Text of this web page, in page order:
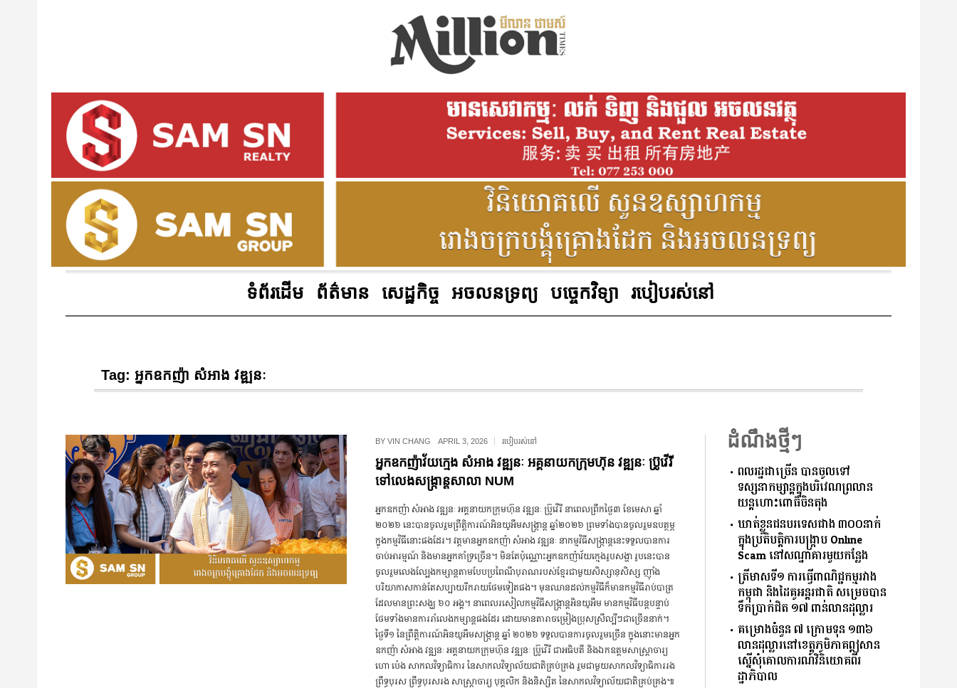
ទំព័រដើម ព័ត៌មាន សេដ្ឋកិច្ច អចលនទ្រព្យ បច្ចេកវិទ្យា របៀបរស់នៅ
Tag: អ្នកឧកញ៉ា សំអាង វឌ្ឍនៈ
BYVIN CHANG APRIL 3, 2026 របៀបរស់នៅ
អ្នកឧកញ៉ាវ័យក្មេង សំអាង វឌ្ឍនៈ អគ្គនាយកក្រុមហ៊ុន វឌ្ឍនៈ ប្រ៊ូវើរី
ទៅលេងសង្រ្កាន្តសាលា NUM
អ្នកឧកញ៉ា សំអាង វឌ្ឍនៈ អគ្គនាយក​ក្រុមហ៊ុន វឌ្ឍនៈ ប្រ៊ូវើរី នាពេលព្រឹក​ថ្ងៃ៣ ខែ​មេសា ឆ្នាំ
២០២៦ នេះ​បាន​ចូលរួម​ព្រឹត្តិការណ៍​អិនយូអឹម​សង្រ្កាន្ត ឆ្នាំ២០២៦ ព្រម​ទាំង​បាន​ចូលរួម​ឧបត្ថម្ភ​
ក្នុង​កម្មវិធី​នោះ​ផង​ដែរ។ វត្តមាន​អ្នកឧកញ៉ា សំអាង វឌ្ឍនៈ នា​កម្មវិធី​សង្ក្រាន្ត​នេះ​ទទួល​បាន​ការ​
ចាប់អារម្មណ៍ និង​មាន​អ្នក​គាំទ្រ​ច្រើន។ មិន​តែ​ប៉ុណ្ណោះ​អ្នក​ឧកញ៉ា​វ័យ​ក្មេង​រូប​សង្ហា រូប​នេះ​បាន​
ចូលរួម​លេង​ល្បែង​កម្សាន្ត​តាម​បែប​ប្រពៃណី​បុរាណ​របស់​ខ្មែរ​ជាមួយ​សិស្សានុសិស្ស ញ៉ាំង​
បរិយាកាស​កាន់តែ​សប្បាយ​រីករាយ​ថែម​ទៀត​ផង។ មុន​ឈាន​ដល់​កម្មវិធី​ក៏​មាន​កម្មវិធី​រាប់បាត្រ​
ដែល​មាន​ព្រះសង្ឃ​ ៦០ អង្គ។ នា​ពេល​រសៀល​កម្មវិធី​សង្ក្រាន្ត​អិនយូអឹម មាន​កម្មវិធី​បន្តបន្ទាប់
ថែម​ទាំង​មាន​ការ​រាំ​លេង​កម្សាន្ត​ផង​ដែរ ដោយ​មាន​តារា​ចម្រៀង​ប្រុស​ស្រី​ល្បី​ៗ​ជាច្រើន​នាក់។
ថ្ងៃទី១ នៃព្រឹត្តិការណ៍អិនយូអឹមសង្រ្កាន្ត ឆ្នាំ ២០២៦ ទទួល​បាន​ការ​​ចូលរួម​ច្រើន ក្នុង​នោះ​មាន​អ្នក
ឧកញ៉ា សំអាង វឌ្ឍនៈ អគ្គនាយកក្រុមហ៊ុន វឌ្ឍនៈ ប្រ៊ូវើរី ជាអធិបតី និង​ឯកឧត្តមសាស្ត្រាចារ្យ
ហោ ប៉េង សាកលវិទ្យាធិការ នៃសាកលវិទ្យាល័យជាតិគ្រប់គ្រង រួមជាមួយសាកលវិទ្យាធិការរង
ព្រឹទ្ធបុរស ព្រឹទ្ធបុរសរង សាស្ត្រាចារ្យ បុគ្គលិក និងនិស្សិត នៃសាកលវិទ្យាល័យជាតិគ្រប់គ្រង៕
ដំណឹងថ្មីៗ
ពលរដ្ឋជាច្រើន បានចូលទៅ
ទស្សនាកម្សាន្ដក្នុងបរិវេណព្រលាន
យន្តហោះពោធិ៍ចិនតុង
ឃាត់ខ្លួនជនបរទេសជាង ៣០០នាក់
ក្នុងប្រតិបត្តិការបង្ក្រាប Online
Scam នៅសណ្ឋាគារមួយកន្លែង
ត្រីមាសទី១ ការធ្វើពាណិជ្ជកម្មរវាង
កម្ពុជា និងដៃគូអន្តរជាតិ សម្រេចបាន
ទឹកប្រាក់ជិត ១៧ ពាន់លានដុល្លារ
គម្រោងចំនួន ៧ ក្រោមទុន ១៣៦
លានដុល្លារនៅខេត្តភូមិភាគឦសាន
ស្នើសុំគោលការណ៍វិនិយោគពីរ
ដ្ឋាភិបាល